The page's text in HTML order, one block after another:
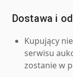
Dostawa i
Kupujący
serwisu
zostanie w